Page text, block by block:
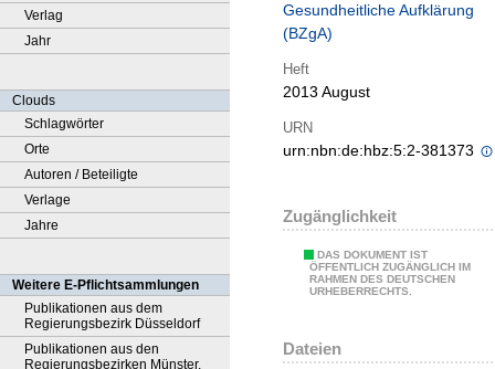
Verlag
Jahr
Clouds
Schlagwörter
Orte
Autoren / Beteiligte
Verlage
Jahre
Weitere E-Pflichtsammlungen
Publikationen aus dem
Regierungsbezirk Düsseldorf
Publikationen aus den
Regierungsbezirken Münster,
Gesundheitliche Aufklärung
(BZgA)
Heft
2013 August
URN
urn:nbn:de:hbz:5:2-381373
Zugänglichkeit
DAS DOKUMENT IST
ÖFFENTLICH ZUGÄNGLICH IM
RAHMEN DES DEUTSCHEN
URHEBERRECHTS.
Dateien